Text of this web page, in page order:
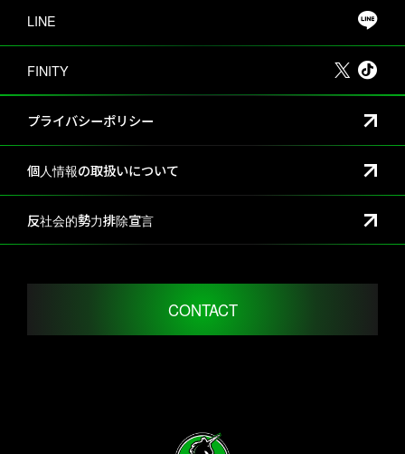
LINE
FINITY
CONTACT
プライバシーポリシー
個人情報の取扱いについて
反社会的勢力排除宣言